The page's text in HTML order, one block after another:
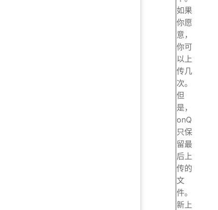
如果
你愿
意，
你可
以上
传几
次。
但
是，
onQ
只保
留最
后上
传的
文
件。
新上